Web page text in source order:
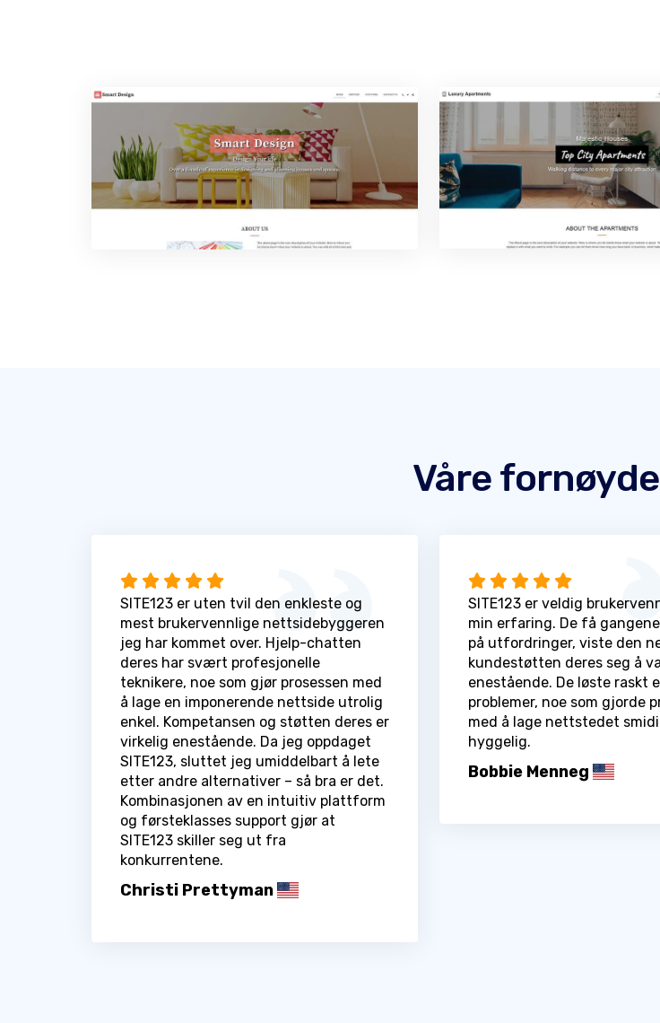
Våre
SITE123 er uten tvil den enkleste og
mest brukervennlige nettsidebyggeren
jeg har kommet over. Hjelp-chatten
deres har svært profesjonelle
teknikere, noe som gjør prosessen med
å lage en imponerende nettside utrolig
enkel. Kompetansen og støtten deres er
virkelig enestående. Da jeg oppdaget
SITE123, sluttet jeg umiddelbart å lete
etter andre alternativer – så bra er det.
Kombinasjonen av en intuitiv plattform
og førsteklasses support gjør at
SITE123 skiller seg ut fra
konkurrentene.
Christi Prettyman
SITE123 er veldig
min erfaring. De få
på utfordringer, viste den
kundestøtten deres seg å
enestående. De løste raskt
problemer, noe som gjorde
med å lage nettstedet
hyggelig.
Bobbie Menneg